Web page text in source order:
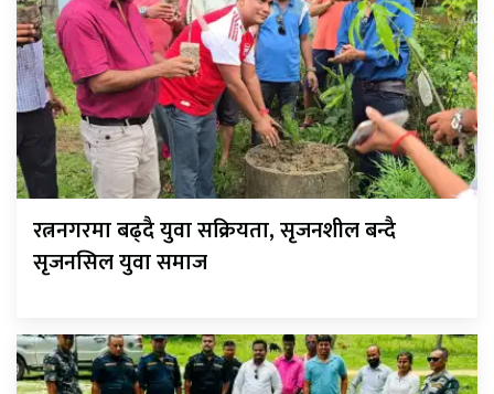
रत्ननगरमा बढ्दै युवा सक्रियता, सृजनशील बन्दै
सृजनसिल युवा समाज